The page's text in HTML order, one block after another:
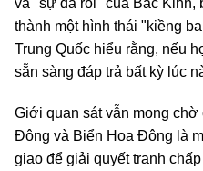
và "sự đã rồi" của Bắc Kinh,
thành một hình thái "kiềng
Trung Quốc hiểu rằng, nếu
sẵn sàng đáp trả bất kỳ lúc
Giới quan sát vẫn mong
Đông và Biển Hoa Đông là
giao để giải quyết tranh